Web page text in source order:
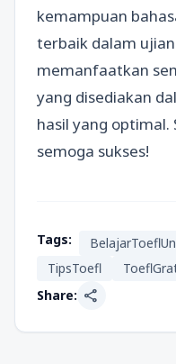
kemampuan
terbaik dalam
memanfaatkan
yang disediakan
hasil yang
semoga sukses!
Tags:
TipsToefl
Share: share